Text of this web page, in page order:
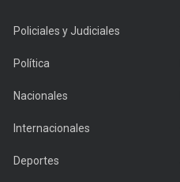
Policiales y Judiciales
Política
Nacionales
Internacionales
Deportes